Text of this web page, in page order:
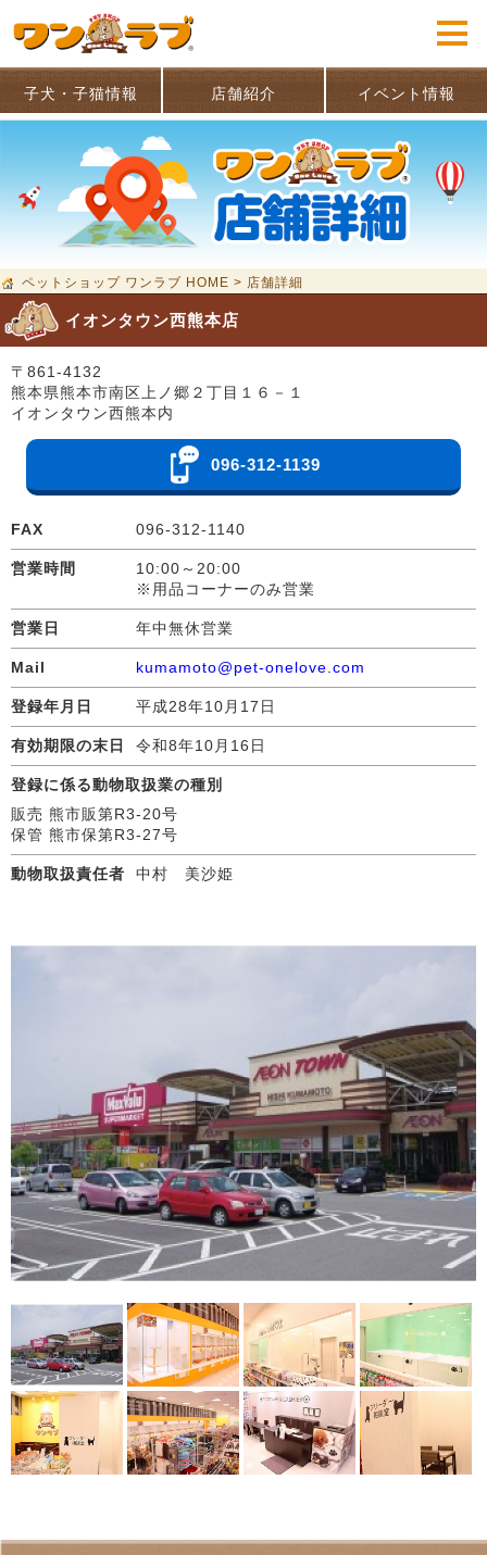
子犬・子猫情報 店舗紹介 イベント情報
ペットショップ ワンラブ HOME > 店舗詳細
イオンタウン西熊本店
〒861-4132
熊本県熊本市南区上ノ郷２丁目１６－１
イオンタウン西熊本内
096-312-1139
FAX 096-312-1140
営業時間
10:00～20:00
※用品コーナーのみ営業
営業日 年中無休営業
Mail kumamoto@pet-onelove.com
登録年月日 平成28年10月17日
有効期限の末日 令和8年10月16日
登録に係る動物取扱業の種別
販売 熊市販第R3-20号
保管 熊市保第R3-27号
動物取扱責任者 中村 美沙姫